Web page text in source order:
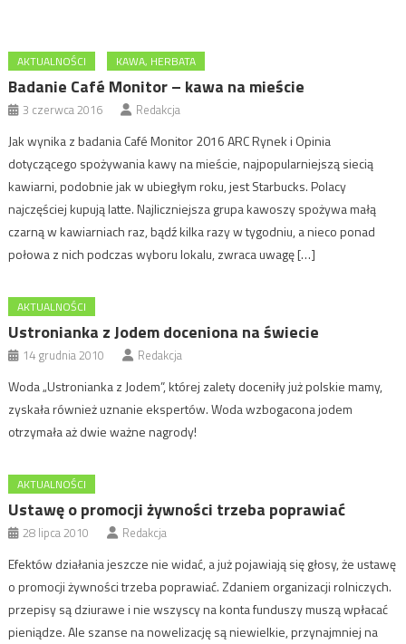
AKTUALNOŚCI KAWA, HERBATA
Badanie Café Monitor – kawa na mieście
3 czerwca 2016 Redakcja
Jak wynika z badania Café Monitor 2016 ARC Rynek i Opinia
dotyczącego spożywania kawy na mieście, najpopularniejszą siecią
kawiarni, podobnie jak w ubiegłym roku, jest Starbucks. Polacy
najczęściej kupują latte. Najliczniejsza grupa kawoszy spożywa małą
czarną w kawiarniach raz, bądź kilka razy w tygodniu, a nieco ponad
połowa z nich podczas wyboru lokalu, zwraca uwagę […]
AKTUALNOŚCI
Ustronianka z Jodem doceniona na świecie
14 grudnia 2010 Redakcja
Woda „Ustronianka z Jodem”, której zalety doceniły już polskie mamy,
zyskała również uznanie ekspertów. Woda wzbogacona jodem
otrzymała aż dwie ważne nagrody!
AKTUALNOŚCI
Ustawę o promocji żywności trzeba poprawiać
28 lipca 2010 Redakcja
Efektów działania jeszcze nie widać, a już pojawiają się głosy, że ustawę
o promocji żywności trzeba poprawiać. Zdaniem organizacji rolniczych.
przepisy są dziurawe i nie wszyscy na konta funduszy muszą wpłacać
pieniądze. Ale szanse na nowelizację są niewielkie, przynajmniej na